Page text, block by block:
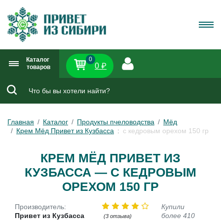
Каталог
товаров
0
0 ₽
Главная Каталог Продукты пчеловодства
Мёд
Крем Мёд Привет из Кузбасса
с кедровым орехом 150 гр
КРЕМ МЁД ПРИВЕТ ИЗ
КУЗБАССА — С КЕДРОВЫМ
ОРЕХОМ 150 ГР
Производитель:
Привет из Кузбасса
(3 отзыва)
Купили
более 410